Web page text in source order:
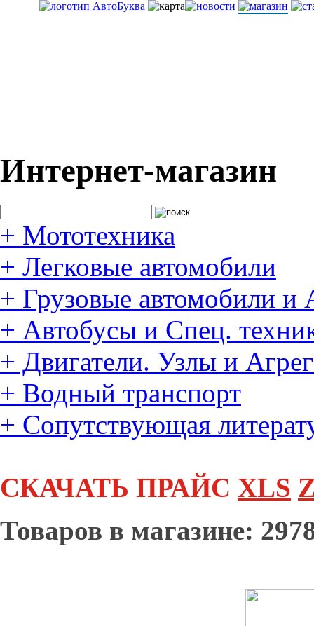
Интернет-магазин
+ Мототехника
+ Легковые автомобили
+ Грузовые автомобили и
+ Автобусы и Спец.
+ Двигатели. Узлы и
+ Водный транспорт
+ Сопутствующая
СКАЧАТЬ ПРАЙС XLS
Товаров в магазине: